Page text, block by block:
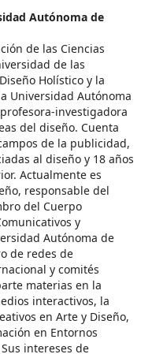
Autónoma de
de las Ciencias
de las
Holístico y la
Universidad Autónoma
investigadora
del diseño. Cuenta
de la publicidad,
al diseño y 18 años
Actualmente es
responsable del
del Cuerpo
y
Autónoma de
de redes de
y comités
materias en la
interactivos, la
en Arte y Diseño,
en Entornos
intereses de